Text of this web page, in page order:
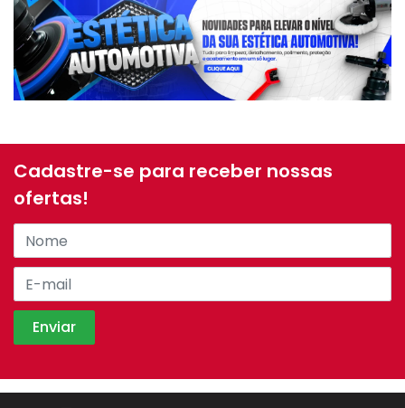
Cadastre-se para receber nossas
ofertas!